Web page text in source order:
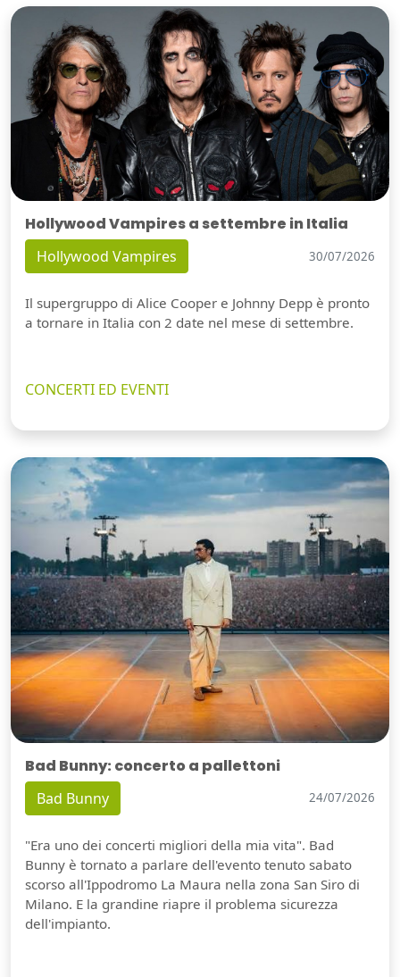
Hollywood Vampires a settembre in Italia
Hollywood Vampires 30/07/2026
Il supergruppo di Alice Cooper e Johnny Depp è pronto
a tornare in Italia con 2 date nel mese di settembre.
CONCERTI ED EVENTI
Bad Bunny: concerto a pallettoni
Bad Bunny 24/07/2026
"Era uno dei concerti migliori della mia vita". Bad
Bunny è tornato a parlare dell'evento tenuto sabato
scorso all'Ippodromo La Maura nella zona San Siro di
Milano. E la grandine riapre il problema sicurezza
dell'impianto.